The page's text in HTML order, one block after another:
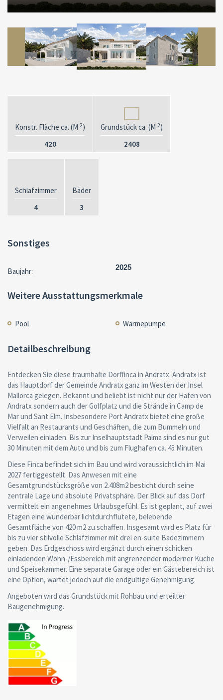
Konstr. Fläche ca. (M 2)
420
Grundstück ca. (M 2)
2408
Schlafzimmer
4
Bäder
3
Sonstiges
Baujahr: 2025
Weitere Ausstattungsmerkmale
Pool Wärmepumpe
Detailbeschreibung
Entdecken Sie diese traumhafte Dorffinca in Andratx. Andratx ist
das Hauptdorf der Gemeinde Andratx ganz im Westen der Insel
Mallorca gelegen. Bekannt und beliebt ist nicht nur der Hafen von
Andratx sondern auch der Golfplatz und die Strände in Camp de
Mar und Sant Elm. Insbesondere Port Andratx bietet eine große
Vielfalt an Restaurants und Geschäften, die zum Bummeln und
Verweilen einladen. Bis zur Inselhauptstadt Palma sind es nur gut
30 Minuten mit dem Auto und bis zum Flughafen ca. 45 Minuten.
Diese Finca befindet sich im Bau und wird voraussichtlich im Mai
2027 fertiggestellt. Das Anwesen mit eine
Gesamtgrundstücksgröße von 2.408m2 besticht durch seine
zentrale Lage und absolute Privatsphäre. Der Blick auf das Dorf
vermittelt ein angenehmes Urlaubsgefühl. Es ist geplant, auf zwei
Etagen eine wunderbar lichtdurchflutete, belebende
Gesamtfläche von 420 m2 zu schaffen. Insgesamt wird es Platz für
bis zu vier stilvolle Schlafzimmer mit drei en-suite Badezimmern
geben. Das Erdgeschoss wird ergänzt durch einen schicken
einladenden Wohn-/Essbereich mit angrenzender moderner Küche
und Speisekammer. Eine separate Garage oder ein Gästebereich ist
eine Option, wartet jedoch auf die endgültige Genehmigung.
Angeboten wird das Grundstück mit Rohbau und erteilter
Baugenehmigung.